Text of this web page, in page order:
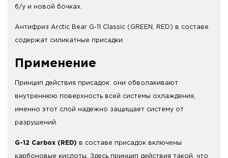
б/у и новой бочках.
Антифриз Arctic Bear G-11 Classic (GREEN, RED) в составе
содержат силикатные присадки.
Применение
Принцип действия присадок: они обволакивают
внутреннюю поверхность всей системы охлаждения,
именно этот слой надежно защищает систему от
разрушений.
G-12 Carbox (RED) в составе присадок включены
карбоновые кислоты. Здесь принцип действия такой, что